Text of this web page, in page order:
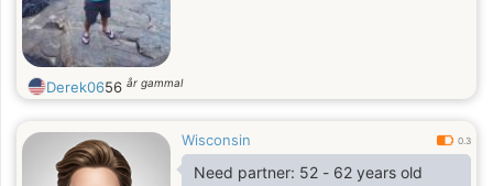
Derek0656 år gammal
Wisconsin 0.3
Need partner: 52 - 62 years old